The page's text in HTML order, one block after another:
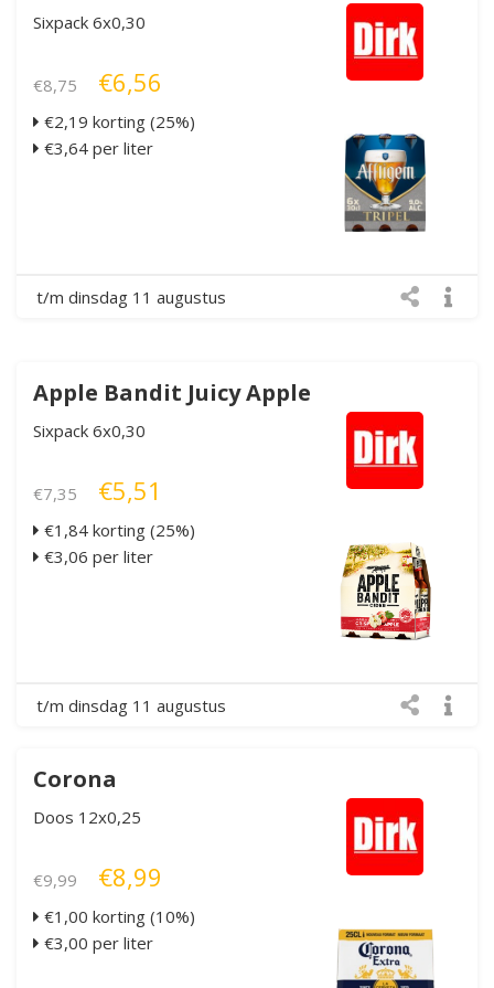
Sixpack 6x0,30
€8,75 €6,56
€2,19 korting (25%)
€3,64 per liter
t/m dinsdag 11 augustus
Apple Bandit Juicy Apple
Sixpack 6x0,30
€7,35 €5,51
€1,84 korting (25%)
€3,06 per liter
t/m dinsdag 11 augustus
Corona
Doos 12x0,25
€9,99 €8,99
€1,00 korting (10%)
€3,00 per liter